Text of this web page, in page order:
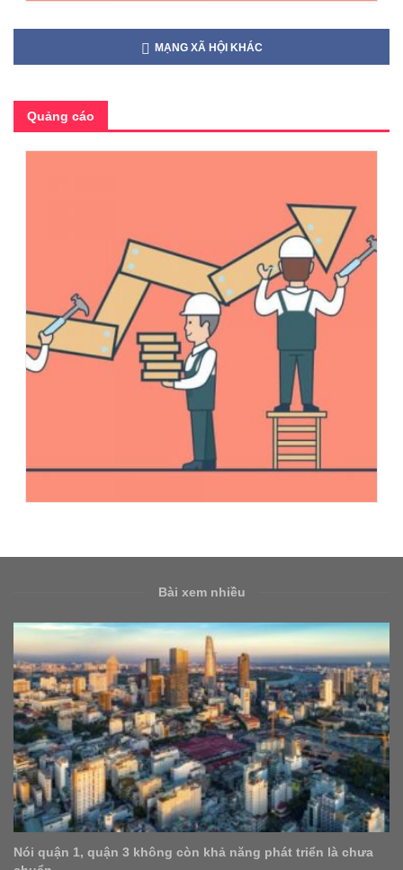
MẠNG XÃ HỘI KHÁC
Quảng cáo
Bài xem nhiều
năng phát triển là chưa
Từ người môi giới việc làm